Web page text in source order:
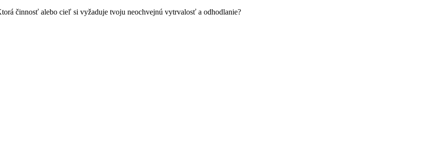
činnosť alebo cieľ si vyžaduje tvoju neochvejnú vytrvalosť a odhodlanie?